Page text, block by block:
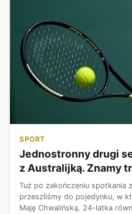
SPORT
Jednostronny drugi
z Australijką. Znamy
Tuż po zakończeniu spotkania
przeszliśmy do pojedynku, w
Maję Chwalińską. 24-latka